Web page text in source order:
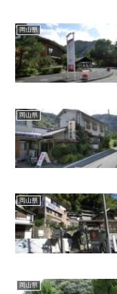
岡山県
岡山県
岡山県
岡山県